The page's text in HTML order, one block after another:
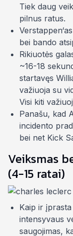
Tiek daug
pilnus ratus.
bei bando
Rikiuotės
~16-18
startavęs
važiuoja su
Visi kiti
Panašu, kad
incidento
bei net Kick
Veiksmas
(4-15 ratai)
Kaip ir
intensyvaus
saugojimas,